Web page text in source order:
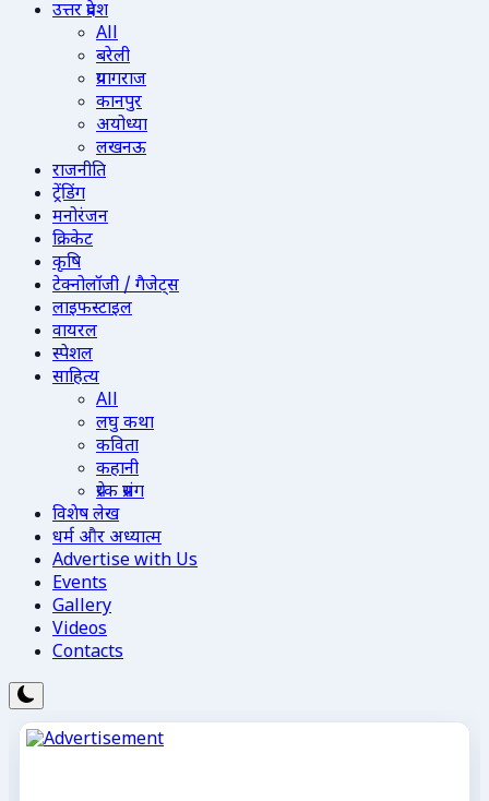
उत्तर प्रदेश
All
बरेली
प्रयागराज
कानपुर
अयोध्या
लखनऊ
राजनीति
ट्रेंडिंग
मनोरंजन
क्रिकेट
कृषि
टेक्नोलॉजी / गैजेट्स
लाइफस्टाइल
वायरल
स्पेशल
साहित्य
All
लघु कथा
कविता
कहानी
प्रेरक प्रसंग
विशेष लेख
धर्म और अध्यात्म
Advertise with Us
Events
Gallery
Videos
Contacts